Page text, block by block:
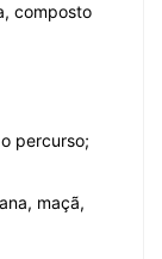
composto
percurso;
maçã,